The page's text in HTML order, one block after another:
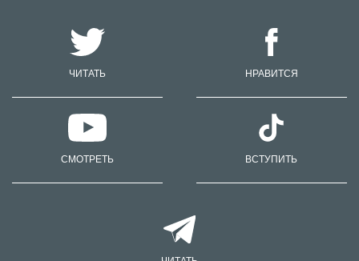
ЧИТАТЬ НРАВИТСЯ
СМОТРЕТЬ ВСТУПИТЬ